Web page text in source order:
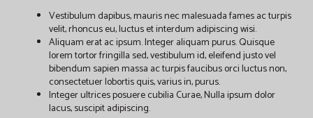
Vestibulum dapibus, mauris nec malesuada fames ac turpis
velit, rhoncus eu, luctus et interdum adipiscing wisi.
Aliquam erat ac ipsum. Integer aliquam purus. Quisque
lorem tortor fringilla sed, vestibulum id, eleifend justo vel
bibendum sapien massa ac turpis faucibus orci luctus non,
consectetuer lobortis quis, varius in, purus.
Integer ultrices posuere cubilia Curae, Nulla ipsum dolor
lacus, suscipit adipiscing.